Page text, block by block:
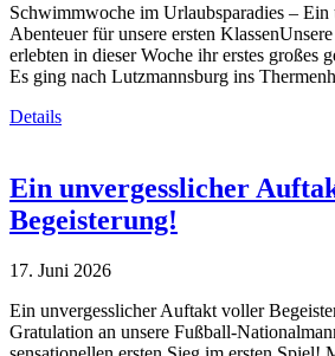
Schwimmwoche im Urlaubsparadies – Ein
Abenteuer für unsere ersten
erlebten in dieser Woche ihr erstes großes
Es ging nach Lutzmannsburg ins
Details
Ein unvergesslicher
Begeisterung!
17. Juni 2026
Ein unvergesslicher Auftakt voller
Gratulation an unsere Fußball-